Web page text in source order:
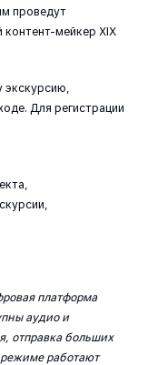
проведут
мейкер XIX
экскурсию,
Для регистрации
платформа
аудио и
отправка больших
работают